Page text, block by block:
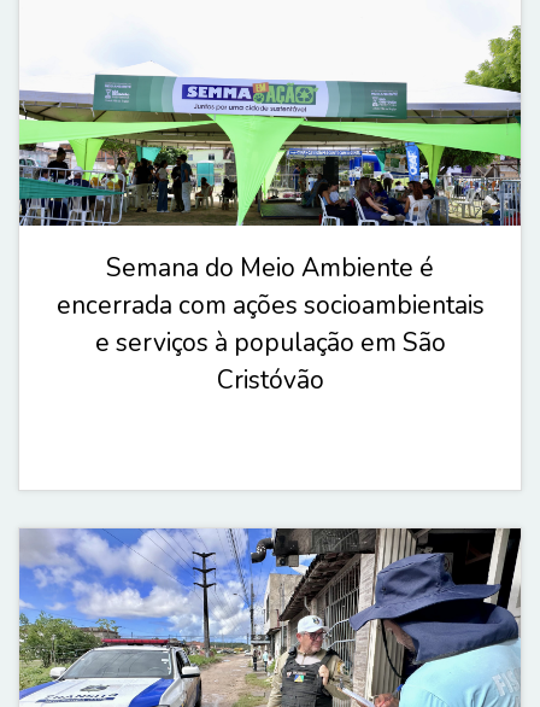
Semana do Meio Ambiente é
encerrada com ações socioambientais
e serviços à população em São
Cristóvão